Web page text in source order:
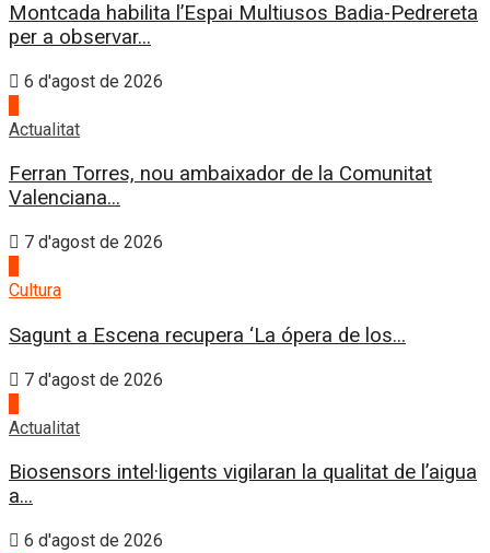
Montcada habilita l’Espai Multiusos Badia-Pedrereta
per a observar...
6 d'agost de 2026
Actualitat
Ferran Torres, nou ambaixador de la Comunitat
Valenciana...
7 d'agost de 2026
Cultura
Sagunt a Escena recupera ‘La ópera de los...
7 d'agost de 2026
Actualitat
Biosensors intel·ligents vigilaran la qualitat de l’aigua
a...
6 d'agost de 2026